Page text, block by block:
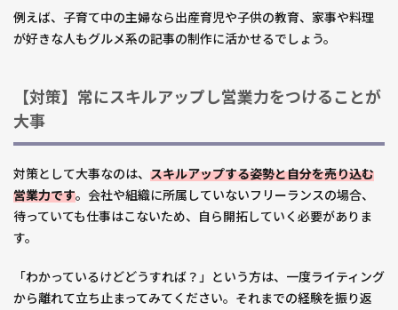
例えば、子育て中の主婦なら出産育児や子供の教育、家事や料理
が好きな人もグルメ系の記事の制作に活かせるでしょう。
【対策】常にスキルアップし営業力をつけることが
大事
対策として大事なのは、 スキルアップする姿勢と自分を売り込む
営業力です。会社や組織に所属していないフリーランスの場合、
待っていても仕事はこないため、自ら開拓していく必要がありま
す。
「わかっているけどどうすれば？」という方は、一度ライティング
から離れて立ち止まってみてください。それまでの経験を振り返